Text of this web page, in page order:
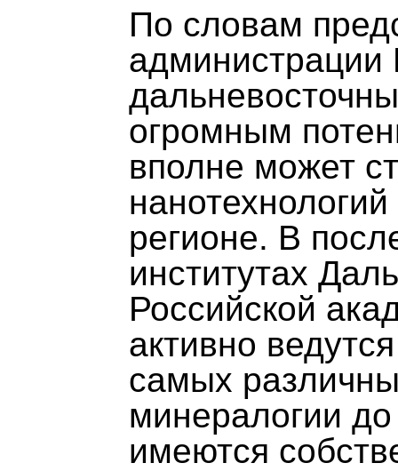
По словам
администрации
огромным
вполне может
регионе. В
институтах
Российской
активно
самых
минералогии
имеются